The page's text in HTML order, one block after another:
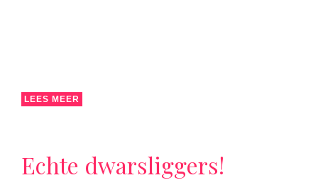
LEES MEER
Echte dwarsliggers!